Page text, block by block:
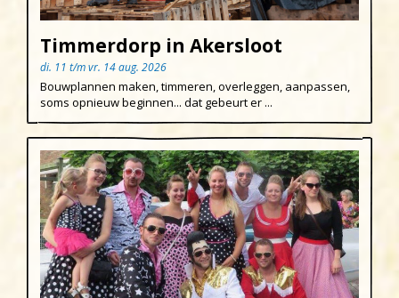
Pasen
Koningsdag
Egmond aan den Hoef
Egmond-Binnen
Egmond aan Zee
Hargen aan Zee
Heemskerk
Heerhugowaard
Heiloo
Limmen
Timmerdorp in Akersloot
di. 11 t/m vr. 14 aug. 2026
Bouwplannen maken, timmeren, overleggen, aanpassen,
soms opnieuw beginnen... dat gebeurt er ...